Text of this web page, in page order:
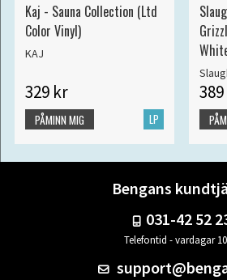
Kaj - Sauna Collection (Ltd
Color Vinyl)
KAJ
329 kr
LP
PÅMINN MIG
Bengans
031-42 52
Telefontid - vardagar